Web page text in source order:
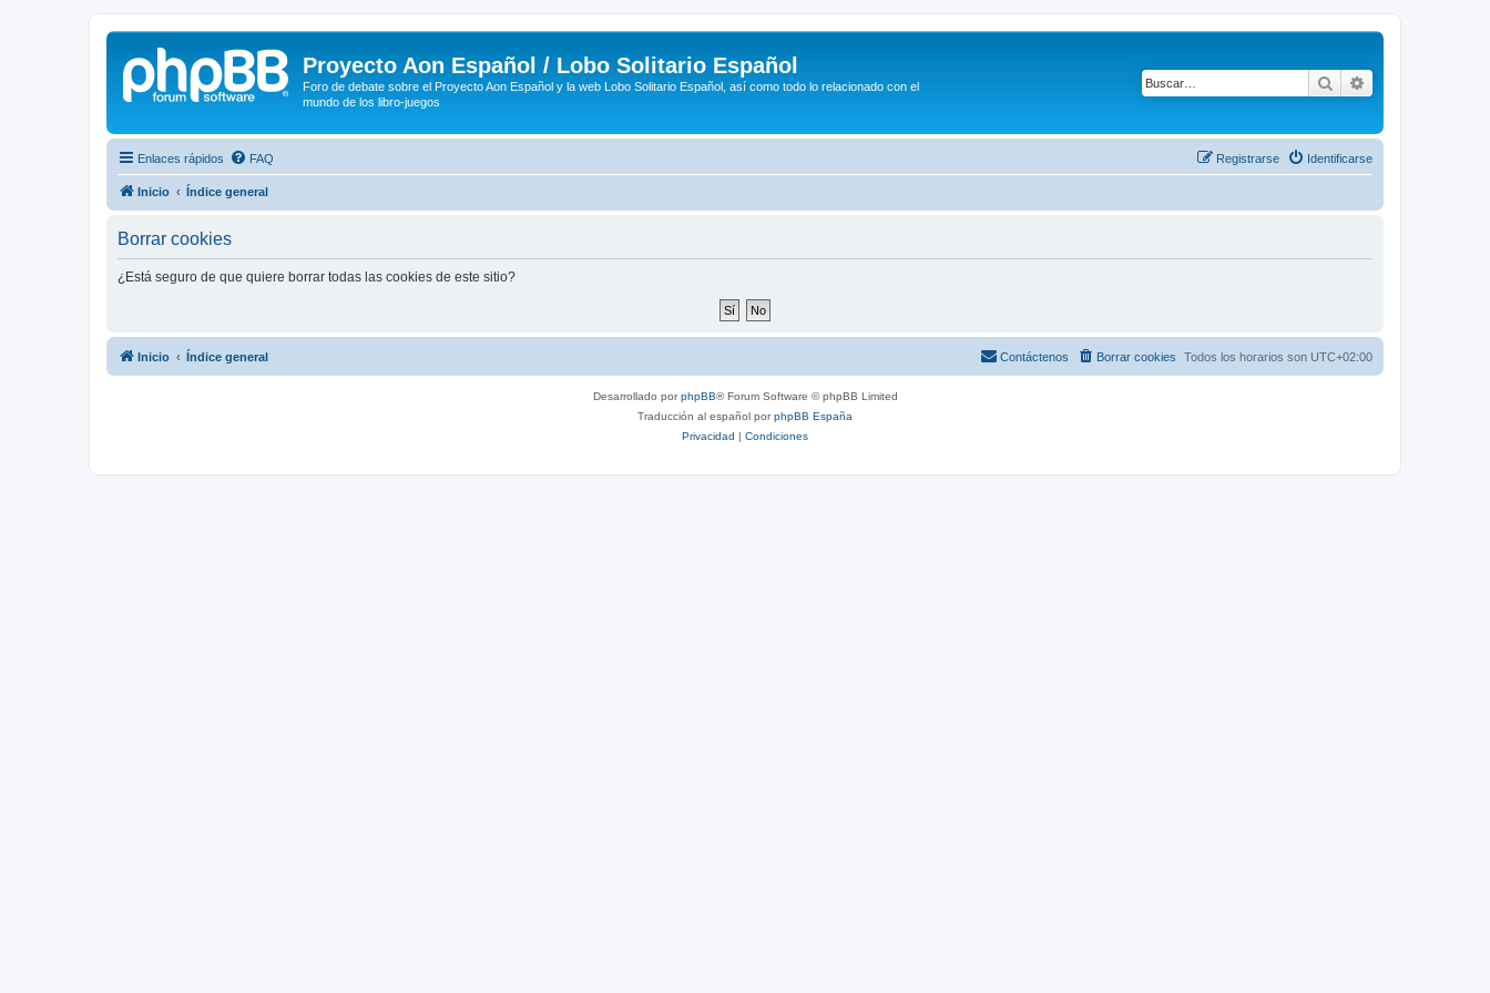
Proyecto Aon Español / Lobo Solitario Español
Foro de debate sobre el Proyecto Aon Español y la web Lobo Solitario Español, así como todo lo relacionado con el
mundo de los libro-juegos
Buscar
Enlaces rápidos FAQ Identificarse
Registrarse
Inicio Índice general
Borrar cookies
¿Está seguro de que quiere borrar todas las cookies de este sitio?
Inicio Índice general Todos los horarios son UTC+02:00
Borrar cookies
Contáctenos
Desarrollado porphpBB® Forum Software © phpBB Limited
Traducción al español porphpBB España
Privacidad | Condiciones